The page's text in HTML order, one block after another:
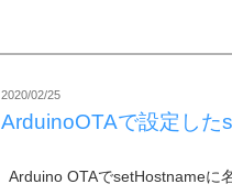
2020/02/25
ArduinoOTAで設定した
Arduino OTAでsetHostnameに